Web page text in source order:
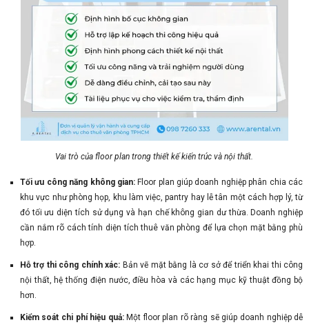
Vai trò của floor plan trong thiết kế kiến trúc và nội thất.
Tối ưu công năng không gian:Floor plan giúp doanh nghiệp phân chia các
khu vực như phòng họp, khu làm việc, pantry hay lễ tân một cách hợp lý, từ
đó tối ưu diện tích sử dụng và hạn chế không gian dư thừa. Doanh nghiệp
cần nắm rõ cách tính diện tích thuê văn phòng để lựa chọn mặt bằng phù
hợp.
Hỗ trợ thi công chính xác: Bản vẽ mặt bằng là cơ sở để triển khai thi công
nội thất, hệ thống điện nước, điều hòa và các hạng mục kỹ thuật đồng bộ
hơn.
Kiểm soát chi phí hiệu quả:Một floor plan rõ ràng sẽ giúp doanh nghiệp dễ